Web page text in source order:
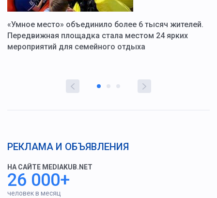
«Умное место» объединило более 6 тысяч жителей.
Передвижная площадка стала местом 24 ярких
мероприятий для семейного отдыха
РЕКЛАМА И ОБЪЯВЛЕНИЯ
НА САЙТЕ MEDIAKUB.NET
26 000+
человек в месяц